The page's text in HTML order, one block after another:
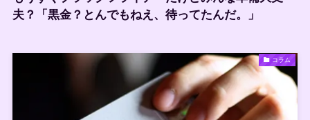
夫？「黒金？とんでもねえ、待ってたんだ。」
コラム